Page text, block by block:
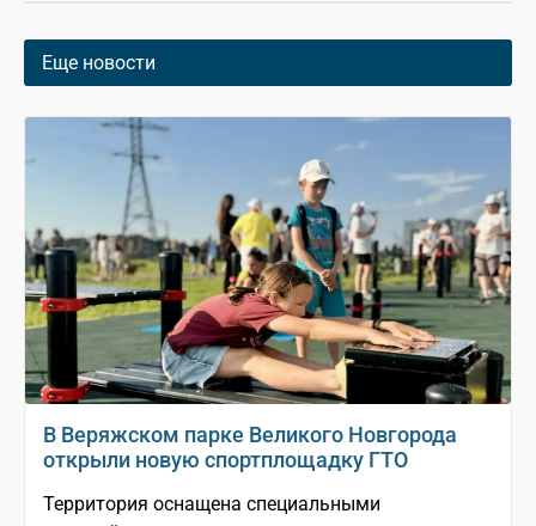
Еще новости
В Веряжском парке Великого Новгорода
открыли новую спортплощадку ГТО
Территория оснащена специальными